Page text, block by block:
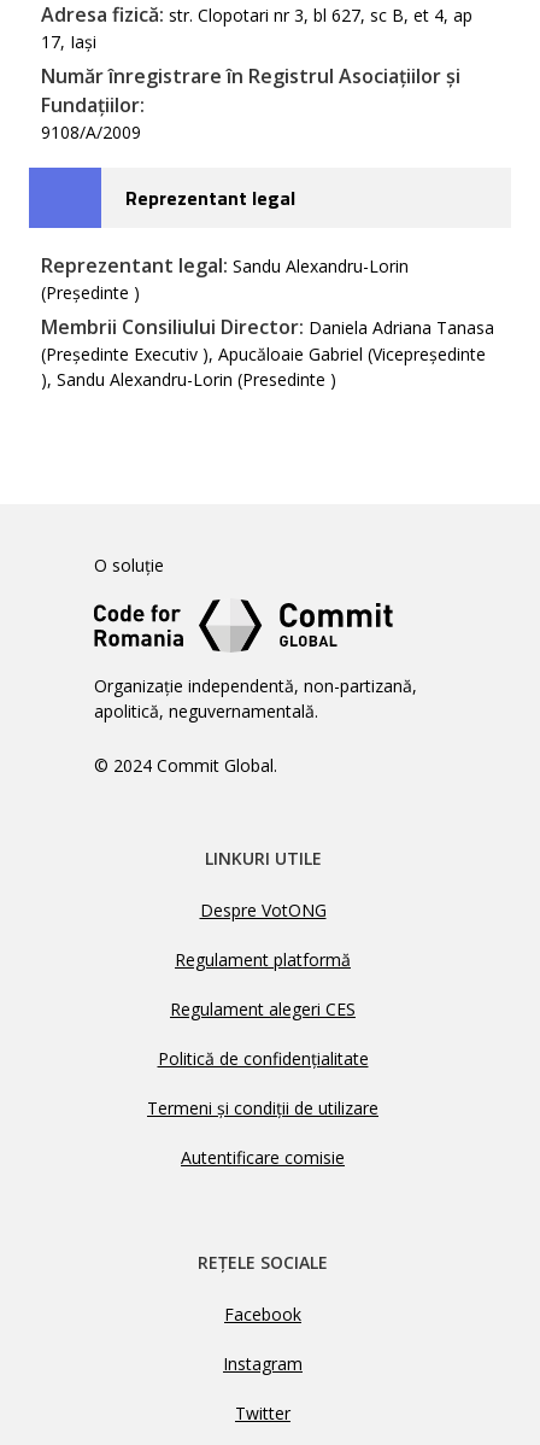
Adresa fizică: str. Clopotari nr 3, bl 627, sc B, et 4, ap
17, Iași
Număr înregistrare în Registrul Asociațiilor și
Fundațiilor:
9108/A/2009
Reprezentant legal
Reprezentant legal: Sandu Alexandru-Lorin
(Președinte )
Membrii Consiliului Director: Daniela Adriana Tanasa
(Președinte Executiv ), Apucăloaie Gabriel (Vicepreședinte
), Sandu Alexandru-Lorin (Presedinte )
O soluție
Organizație independentă, non-partizană,
apolitică, neguvernamentală.
© 2024 Commit Global.
LINKURI UTILE
Despre VotONG
Regulament platformă
Regulament alegeri CES
Politică de confidențialitate
Termeni și condiții de utilizare
Autentificare comisie
REȚELE SOCIALE
Facebook
Instagram
Twitter